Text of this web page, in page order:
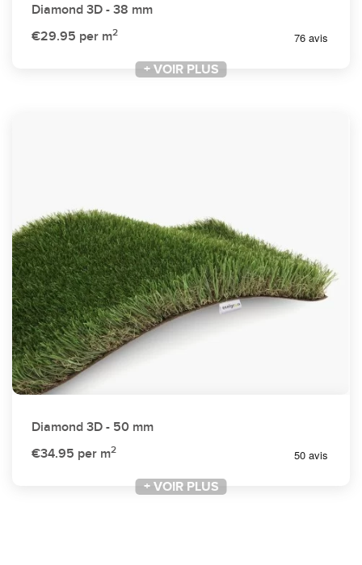
Diamond 3D - 38 mm
€29.95 per m2
+ VOIR PLUS
Diamond 3D - 50 mm
€34.95 per m2
+ VOIR PLUS